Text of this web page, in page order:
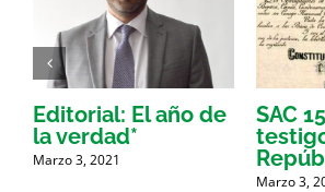
Editorial: El año de
la verdad*
Marzo 3, 2021
SAC
Marzo 3,